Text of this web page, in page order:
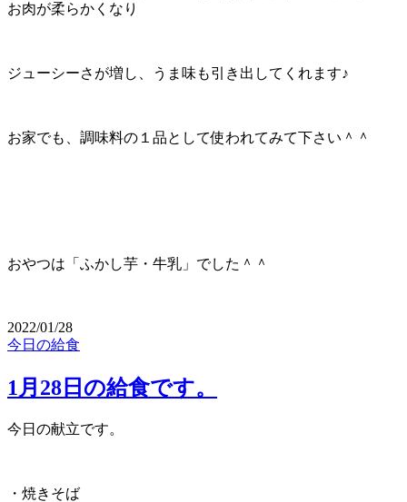
お肉が柔らかくなり
ジューシーさが増し、うま味も引き出してくれます♪
お家でも、調味料の１品として使われてみて下さい＾＾
おやつは「ふかし芋・牛乳」でした＾＾
2022/01/28
今日の給食
1月28日の給食です。
今日の献立です。
・焼きそば